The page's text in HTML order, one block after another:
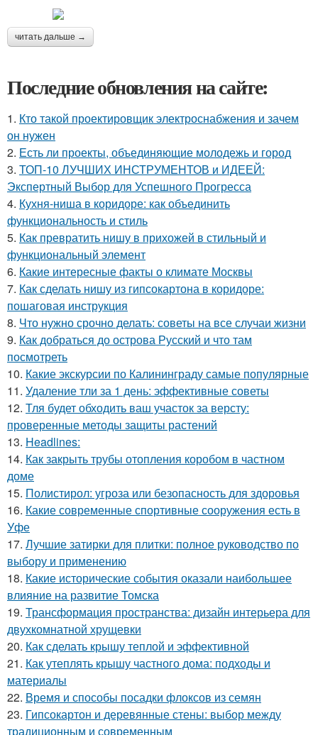
читать дальше →
Последние обновления на сайте:
1. Кто такой проектировщик электроснабжения и зачем
он нужен
2. Есть ли проекты, объединяющие молодежь и город
3. ТОП-10 ЛУЧШИХ ИНСТРУМЕНТОВ и ИДЕЕЙ:
Экспертный Выбор для Успешного Прогресса
4. Кухня-ниша в коридоре: как объединить
функциональность и стиль
5. Как превратить нишу в прихожей в стильный и
функциональный элемент
6. Какие интересные факты о климате Москвы
7. Как сделать нишу из гипсокартона в коридоре:
пошаговая инструкция
8. Что нужно срочно делать: советы на все случаи жизни
9. Как добраться до острова Русский и что там
посмотреть
10. Какие экскурсии по Калининграду самые популярные
11. Удаление тли за 1 день: эффективные советы
12. Тля будет обходить ваш участок за версту:
проверенные методы защиты растений
13. Headlines:
14. Как закрыть трубы отопления коробом в частном
доме
15. Полистирол: угроза или безопасность для здоровья
16. Какие современные спортивные сооружения есть в
Уфе
17. Лучшие затирки для плитки: полное руководство по
выбору и применению
18. Какие исторические события оказали наибольшее
влияние на развитие Томска
19. Трансформация пространства: дизайн интерьера для
двухкомнатной хрущевки
20. Как сделать крышу теплой и эффективной
21. Как утеплять крышу частного дома: подходы и
материалы
22. Время и способы посадки флоксов из семян
23. Гипсокартон и деревянные стены: выбор между
традиционным и современным